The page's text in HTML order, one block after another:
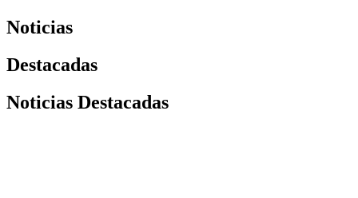
Noticias
Destacadas
Noticias Destacadas